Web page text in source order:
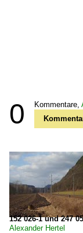
0 Kommentare,
152 026-1 und 247
Alexander Hertel